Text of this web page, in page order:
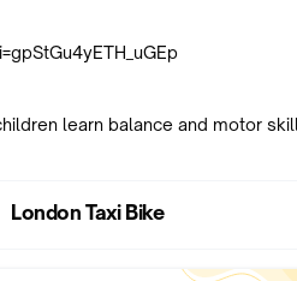
learn balance and motor
from an early age.
variasi warna yang masih
London Taxi Bike